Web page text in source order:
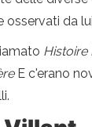
osservati da
Histoire
E c'erano